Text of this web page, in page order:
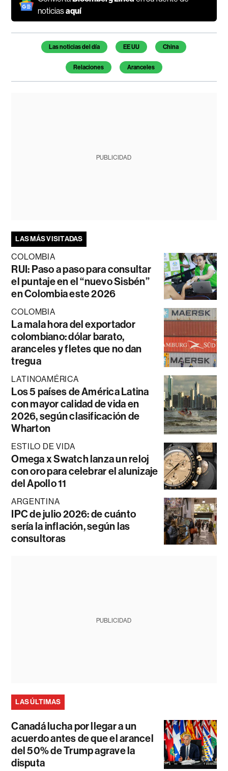
noticiasaquí
Temas de este artículo
Las noticias del día EE UU China
Relaciones Aranceles
PUBLICIDAD
LAS MÁS VISITADAS
COLOMBIA
RUI: Paso a paso para consultar
el puntaje en el “nuevo Sisbén”
en Colombia este 2026
COLOMBIA
La mala hora del exportador
colombiano: dólar barato,
aranceles y fletes que no dan
tregua
LATINOAMÉRICA
Los 5 países de América Latina
con mayor calidad de vida en
2026, según clasificación de
Wharton
ESTILO DE VIDA
Omega x Swatch lanza un reloj
con oro para celebrar el alunizaje
del Apollo 11
ARGENTINA
IPC de julio 2026: de cuánto
sería la inflación, según las
consultoras
PUBLICIDAD
LAS ÚLTIMAS
Canadá lucha por llegar a un
acuerdo antes de que el arancel
del 50% de Trump agrave la
disputa